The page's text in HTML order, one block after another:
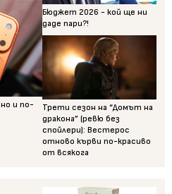
и по-
Бюджет 2026 - кой ще ни
даде пари?!
Трети сезон на “Домът на
дракона” (ревю без
спойлери): Вестерос
отново кърви по-красиво
от всякога